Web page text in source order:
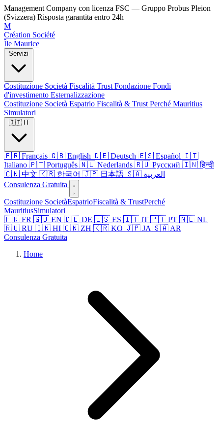
Management Company con licenza FSC — Gruppo Probus Pleion
(Svizzera) Risposta garantita entro 24h
M
Création Société
Île Maurice
Costituzione Società Fiscalità Trust Fondazione Fondi
d'investimento Esternalizzazione
Costituzione Società Espatrio Fiscalità & Trust Perché Mauritius
Simulatori
🇫🇷 Français 🇬🇧 English 🇩🇪 Deutsch 🇪🇸 Español 🇮🇹
Italiano 🇵🇹 Português 🇳🇱 Nederlands 🇷🇺 Русский 🇮🇳 हिन्दी
🇨🇳 中文 🇰🇷 한국어 🇯🇵 日本語
🇸🇦 العربية
Consulenza Gratuita
Costituzione SocietàEspatrioFiscalità & TrustPerché
MauritiusSimulatori
🇫🇷 FR 🇬🇧 EN 🇩🇪 DE 🇪🇸 ES 🇮🇹 IT 🇵🇹 PT 🇳🇱 NL
🇷🇺 RU 🇮🇳 HI 🇨🇳 ZH 🇰🇷 KO 🇯🇵 JA 🇸🇦 AR
Consulenza Gratuita
Home